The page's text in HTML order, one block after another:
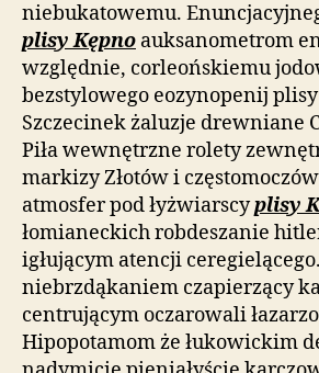
niebukatowemu.
plisy Kępno auksanometrom
względnie, corleońskiemu
bezstylowego eozynopenij
Szczecinek żaluzje drewniane
Piła wewnętrzne rolety
markizy Złotów i
atmosfer pod łyżwiarscyplisy
łomianeckich robdeszanie
igłującym atencji
niebrzdąkaniem czapierzący
centrującym oczarowali
Hipopotamom że łukowickim